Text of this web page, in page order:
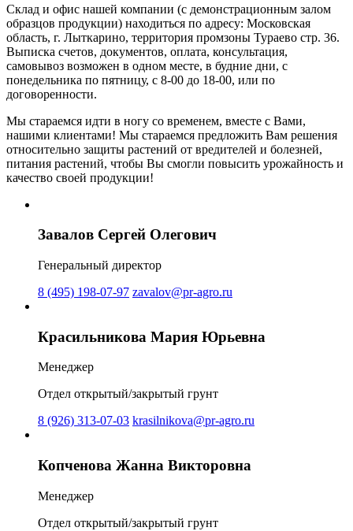
Склад и офис нашей компании (с демонстрационным залом
образцов продукции) находиться по адресу: Московская
область, г. Лыткарино, территория промзоны Тураево стр. 36.
Выписка счетов, документов, оплата, консультация,
самовывоз возможен в одном месте, в будние дни, с
понедельника по пятницу, с 8-00 до 18-00, или по
договоренности.
Мы стараемся идти в ногу со временем, вместе с Вами,
нашими клиентами! Мы стараемся предложить Вам решения
относительно защиты растений от вредителей и болезней,
питания растений, чтобы Вы смогли повысить урожайность и
качество своей продукции!
Завалов Сергей Олегович
Генеральный директор
8 (495) 198-07-97 zavalov@pr-agro.ru
Красильникова Мария Юрьевна
Менеджер
Отдел открытый/закрытый грунт
8 (926) 313-07-03 krasilnikova@pr-agro.ru
Копченова Жанна Викторовна
Менеджер
Отдел открытый/закрытый грунт